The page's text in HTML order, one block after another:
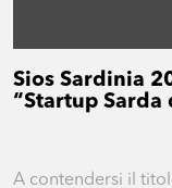
Sios Sardinia
“Startup Sarda
A contendersi il